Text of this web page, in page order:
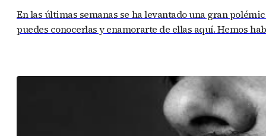
En las últimas semanas se ha levantado una gran
puedes conocerlas y enamorarte de ellas aquí. Hemos